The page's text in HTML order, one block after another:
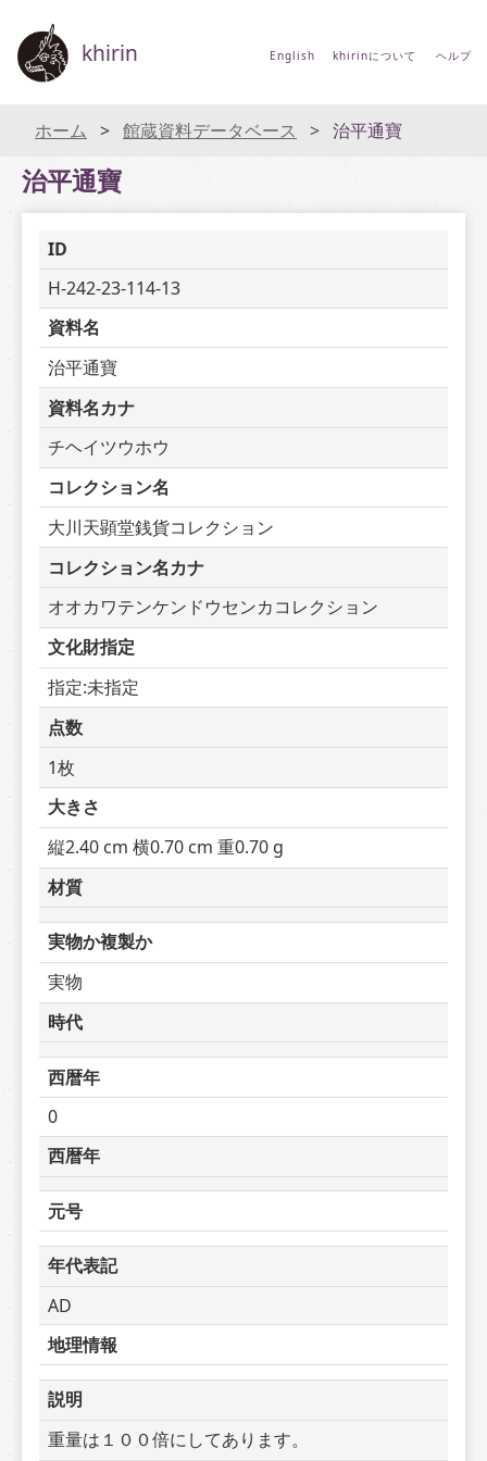
khirin English khirinについて ヘルプ
ホーム 館蔵資料データベース 治平通寶
治平通寶
ID
H-242-23-114-13
資料名
治平通寶
資料名カナ
チヘイツウホウ
コレクション名
大川天顕堂銭貨コレクション
コレクション名カナ
オオカワテンケンドウセンカコレクション
文化財指定
指定:未指定
点数
1枚
大きさ
縦2.40 cm 横0.70 cm 重0.70 g
材質
実物か複製か
実物
時代
西暦年
0
西暦年
元号
年代表記
AD
地理情報
説明
重量は１００倍にしてあります。